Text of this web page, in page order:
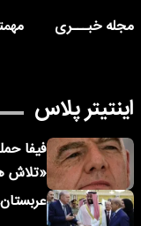
مجله خبـــری
اینتیتر پلاس
فیفا
«تلاش